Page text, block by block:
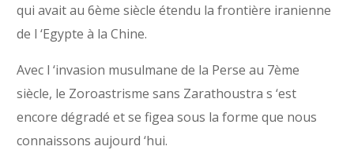
qui avait au 6ème siècle étendu la frontière iranienne
de l ‘Egypte à la Chine.
Avec l ‘invasion musulmane de la Perse au 7ème
siècle, le Zoroastrisme sans Zarathoustra s ‘est
encore dégradé et se figea sous la forme que nous
connaissons aujourd ‘hui.